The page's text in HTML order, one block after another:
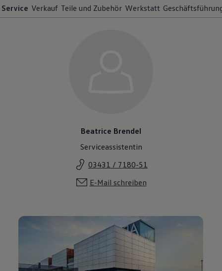
Service Verkauf Teile und Zubehör Werkstatt
Beatrice Brendel
Serviceassistentin
03431 / 7180-51
E-Mail schreiben